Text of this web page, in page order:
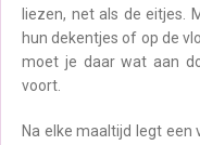
liezen, net als de eitjes.
hun dekentjes of op de
moet je daar wat aan
voort.
Na elke maaltijd legt